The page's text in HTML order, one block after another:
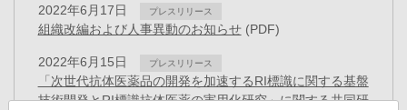
2022年6月17日 プレスリリース
組織改編および人事異動のお知らせ(PDF)
2022年6月15日 プレスリリース
「次世代抗体医薬品の開発を加速するRI標識に関する基盤
技術開発とRI標識抗体医薬の実用化研究」に関する共同研